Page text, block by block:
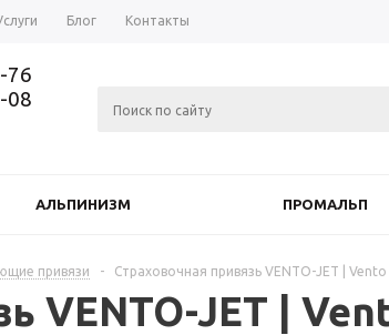
Блог Контакты
76
08
АЛЬПИНИЗМ ПРОМАЛЬП
привязи - Страховочная привязь VENTO-JET | Vento
VENTO-JET |